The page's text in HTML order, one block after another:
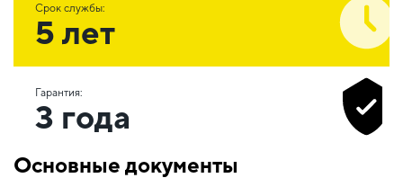
Срок службы:
5 лет
Гарантия:
3 года
Основные документы